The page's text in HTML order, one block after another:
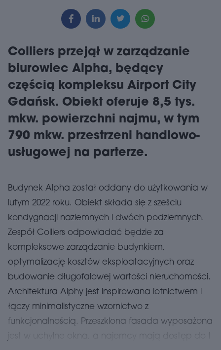
Colliers przejął w zarządzanie
biurowiec Alpha, będący
częścią kompleksu Airport City
Gdańsk. Obiekt oferuje 8,5 tys.
mkw. powierzchni najmu, w tym
790 mkw. przestrzeni handlowo-
usługowej na parterze.
Budynek Alpha został oddany do użytkowania w
lutym 2022 roku. Obiekt składa się z sześciu
kondygnacji naziemnych i dwóch podziemnych.
Zespół Colliers odpowiadać będzie za
kompleksowe zarządzanie budynkiem,
optymalizację kosztów eksploatacyjnych oraz
budowanie długofalowej wartości nieruchomości.
Architektura Alphy jest inspirowana lotnictwem i
łączy minimalistyczne wzornictwo z
funkcjonalnością. Przeszklona fasada wyposażona